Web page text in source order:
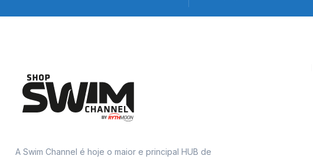
A Swim Channel é hoje o maior e principal HUB de